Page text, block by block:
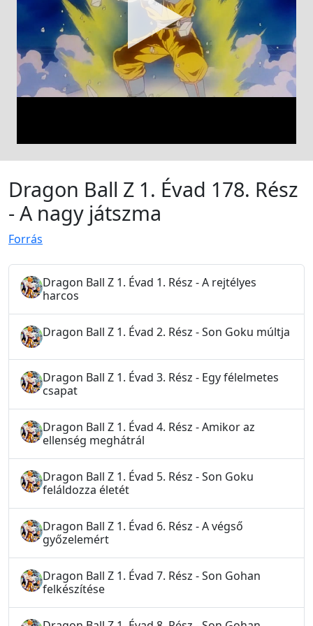
Dragon Ball Z 1. Évad 178. Rész
- A nagy játszma
Forrás
Dragon Ball Z 1. Évad 1. Rész - A rejtélyes
harcos
Dragon Ball Z 1. Évad 2. Rész - Son Goku múltja
Dragon Ball Z 1. Évad 3. Rész - Egy félelmetes
csapat
Dragon Ball Z 1. Évad 4. Rész - Amikor az
ellenség meghátrál
Dragon Ball Z 1. Évad 5. Rész - Son Goku
feláldozza életét
Dragon Ball Z 1. Évad 6. Rész - A végső
győzelemért
Dragon Ball Z 1. Évad 7. Rész - Son Gohan
felkészítése